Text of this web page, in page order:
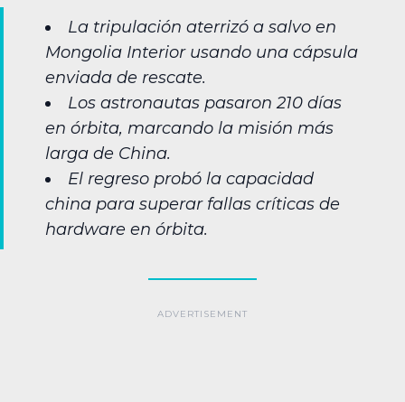
La tripulación aterrizó a salvo en
Mongolia Interior usando una cápsula
enviada de rescate.
Los astronautas pasaron 210 días
en órbita, marcando la misión más
larga de China.
El regreso probó la capacidad
china para superar fallas críticas de
hardware en órbita.